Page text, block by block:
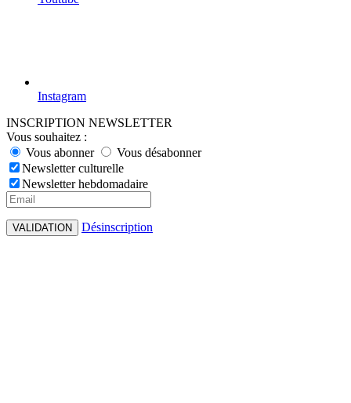
Instagram
INSCRIPTION NEWSLETTER
Vous souhaitez :
Vous abonner
Vous désabonner
Newsletter culturelle
Newsletter hebdomadaire
VALIDATION Désinscription